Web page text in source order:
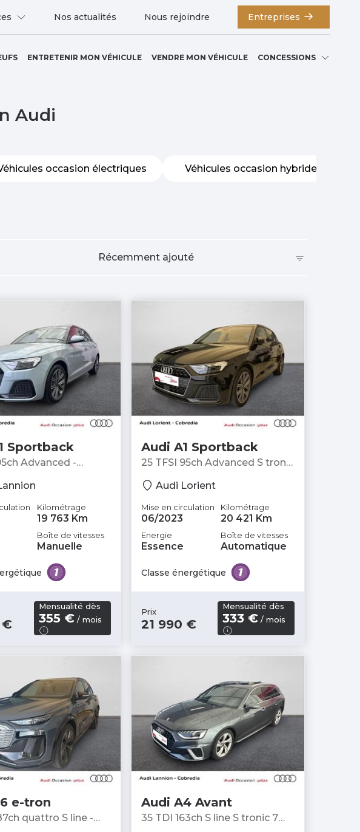
Nos actualités Nous rejoindre Entreprises
ENTRETENIR MON VÉHICULE VENDRE MON VÉHICULE CONCESSIONS
Audi
occasion électriques Véhicules occasion hybrides
Sportback
Advanced -
Kilométrage
19 763 Km
Boîte de vitesses
Manuelle
€
Mensualité dès
355 €/ mois
Audi A1 Sportback
25 TFSI 95ch Advanced S tronic
Audi Lorient
Mise en circulation
06/2023
Kilométrage
20 421 Km
Energie
Essence
Boîte de vitesses
Automatique
Classe énergétique
Prix
21 990 €
Mensualité dès
333 € / mois
e-tron
quattro S line -
Audi A4 Avant
35 TDI 163ch S line S tronic 7